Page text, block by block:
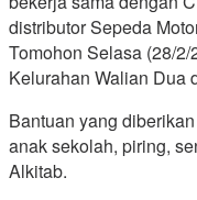
distributor Sepeda
Tomohon Selasa (28/
Kelurahan Walian Dua
Bantuan yang
anak sekolah, piring,
Alkitab.